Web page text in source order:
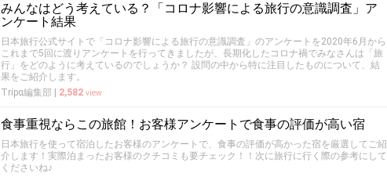
みんなはどう考えている？「コロナ影響による旅行の意識調査」ア
ンケート結果
日本旅行公式サイトで「コロナ影響による旅行の意識調査」のアンケートを2020年6月から
これまで5回に渡りアンケートを行ってきましたが、長期化したコロナ禍でみなさんは「旅
行」をどのように考えているのでしょうか？ 設問の中から特に注目したものについて、結
果をご紹介します。
Tripα編集部
2,582 view
食事重視ならこの旅館！お客様アンケートで食事の評価が高い宿
日本旅行を使って宿泊したお客様のアンケートで、食事の評価が高かった宿を厳選してご紹
介します！実際泊まったお客様のクチコミも要チェック！！次に旅行に行く際の参考にして
くださいね♪